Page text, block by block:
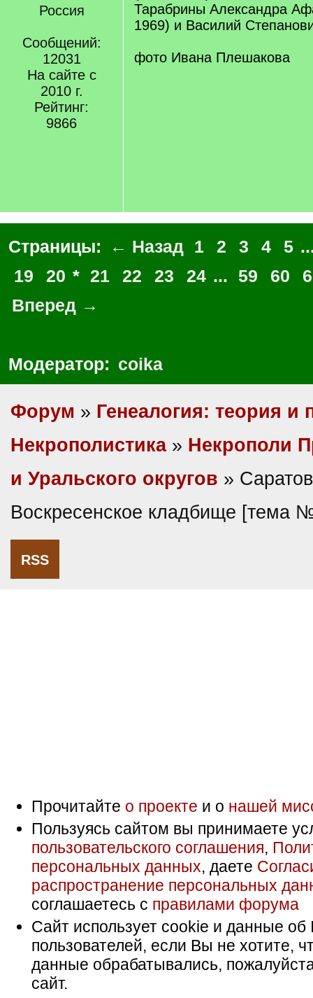
Россия
Сообщений:
12031
На сайте с
2010 г.
Рейтинг:
9866
Тарабрины Александра
1969) и Василий
фото Ивана Плешакова
Страницы: ← Назад 1 2 3 4 5
19
20 * 21 22 23 24 ... 59 60
Вперед →
Модератор: coika
Форум » Генеалогия: теория и
Некрополистика» Некрополи
и Уральского округов »
Воскресенское кладбище [тема
RSS
Прочитайте о проекте и о нашей
Пользуясь сайтом вы принимаете
пользовательского соглашения,
персональных данных, даете
распространение персональных
соглашаетесь с правилами форума
Сайт использует cookie и данные об
пользователей, если Вы не хотите,
данные обрабатывались,
сайт.